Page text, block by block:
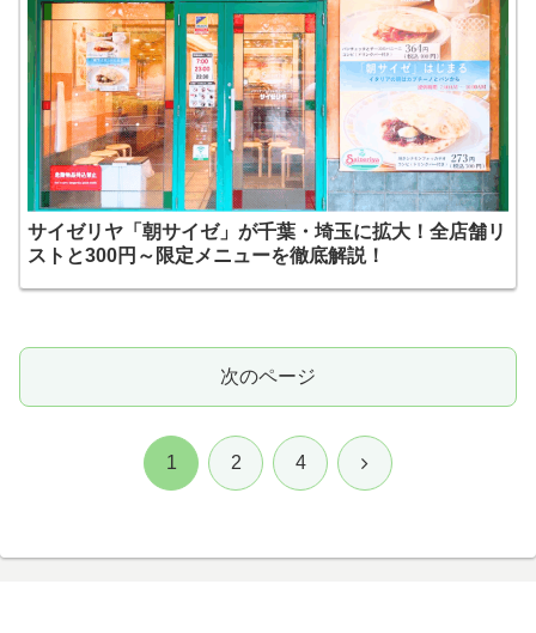
サイゼリヤ「朝サイゼ」が千葉・埼玉に拡大！全店舗リ
ストと300円～限定メニューを徹底解説！
次のページ
1 2 4 次